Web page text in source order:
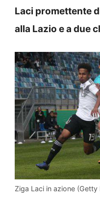
Laci promettente
alla Lazio e a due
Ziga Laci in azione (Getty